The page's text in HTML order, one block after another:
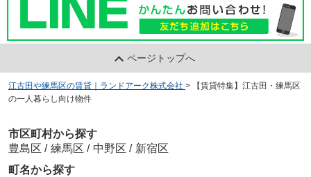
ページトップへ
江古田や練馬区の賃貸｜ランドアーク株式会社 >
【賃貸特集】江古田・練馬区
の一人暮らし向け物件
市区町村から探す
豊島区 / 練馬区 / 中野区 / 新宿区
町名から探す